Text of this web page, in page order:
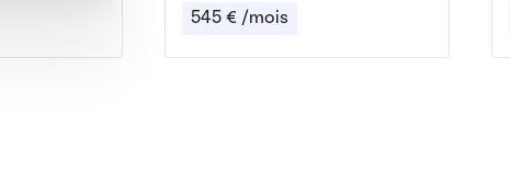
545 € /mois